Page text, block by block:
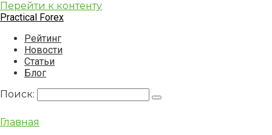
Перейти к контенту
Practical Forex
Рейтинг
Новости
Статьи
Блог
Поиск:
Главная